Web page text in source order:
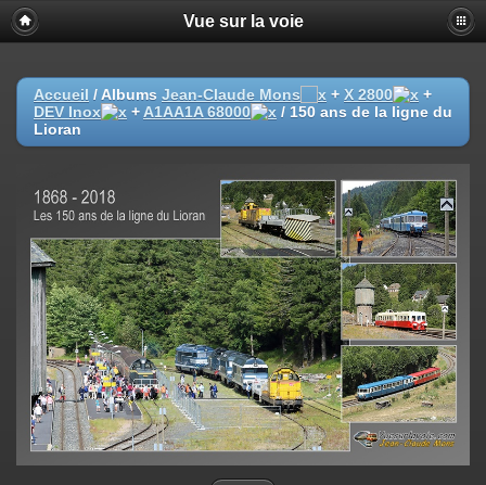
Vue sur la voie
Accueil / Albums Jean-Claude Mons + X 2800
+
DEV Inox
+ A1AA1A 68000 / 150 ans de la ligne du
Lioran